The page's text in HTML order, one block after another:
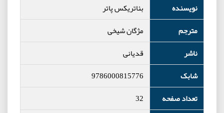
نویسنده
بئاتریکس پاتر
مترجم
مژگان شیخی
ناشر
قدیانی
شابک
9786000815776
تعداد صفحه
32